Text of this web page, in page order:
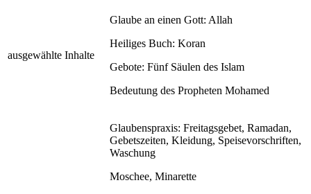
ausgewählte Inhalte
Glaube an einen Gott: Allah
Heiliges Buch: Koran
Gebote: Fünf Säulen des Islam
Bedeutung des Propheten Mohamed
Glaubenspraxis: Freitagsgebet, Ramadan,
Gebetszeiten, Kleidung, Speisevorschriften,
Waschung
Moschee, Minarette